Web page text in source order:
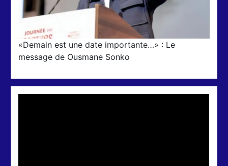
«Demain est une date importante…» : Le
message de Ousmane Sonko